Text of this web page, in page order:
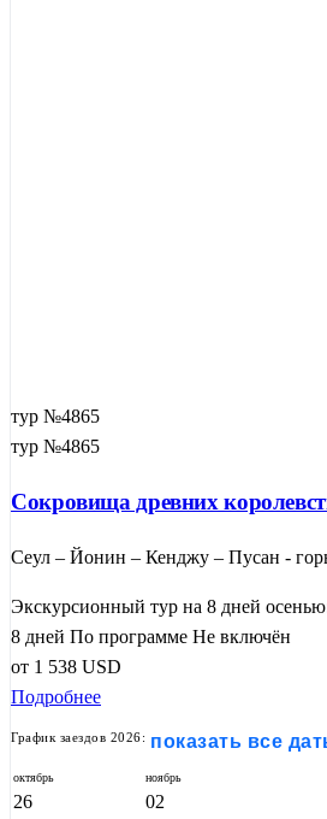
тур №4865
тур №4865
Сокровища древних
Сеул – Йонин – Кенджу – Пусан -
Экскурсионный тур на 8 дней
8 дней По программе Не включён
от 1 538 USD
Подробнее
График заездов 2026: показать все
октябрь
26
ноябрь
02